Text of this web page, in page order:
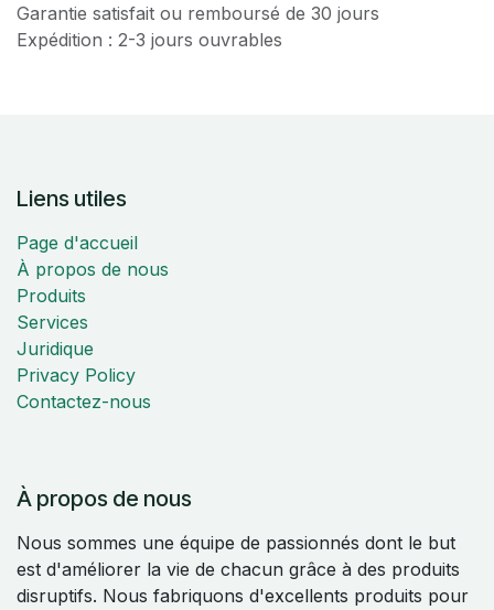
Garantie satisfait ou remboursé de 30 jours
Expédition : 2-3 jours ouvrables
Liens utiles
Page d'accueil
À propos de nous
Produits
Services
Juridique
Privacy Policy
Contactez-nous
À propos de nous
Nous sommes une équipe de passionnés dont le but
est d'améliorer la vie de chacun grâce à des produits
disruptifs. Nous fabriquons d'excellents produits pour